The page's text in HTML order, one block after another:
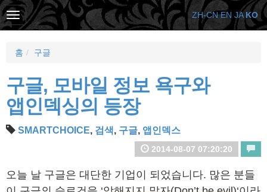
홈 구글
구글, 모바일 정보 욕구와
앱인덱싱의 등장
SMARTCHOICE, 검색, 구글, 앱인덱스
2014-08-07 07:20:20
오늘 날 구글은 대단한 기업이 되었습니다. 많은 분들
ZH-CN EN JA KO